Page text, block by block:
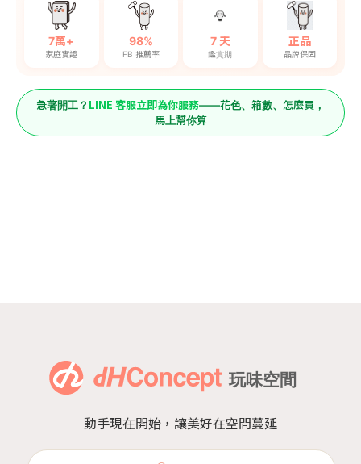
7萬+
家庭實證
98%
FB 推薦率
7 天
鑑賞期
正品
品牌保固
急著開工？ LINE 客服立即為你服務——花色、箱數、怎麼買，
馬上幫你算
動手現在開始，讓美好在空間蔓延